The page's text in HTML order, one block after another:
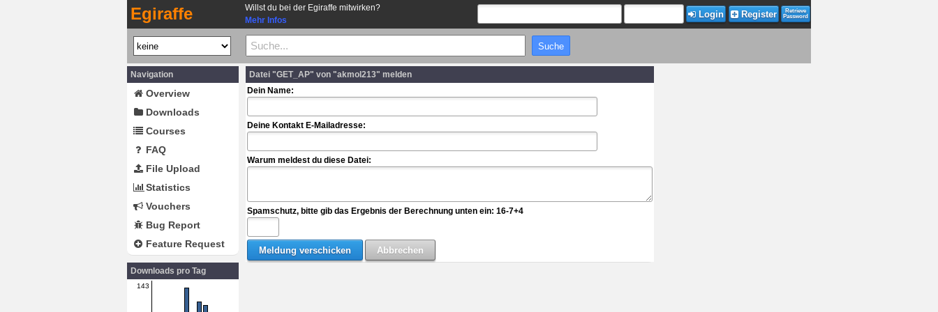
Egiraffe
Willst du bei der Egiraffe mitwirken?
Mehr Infos
Login Register
Retrieve
Password
Navigation
Overview
Downloads
Courses
FAQ
File Upload
Statistics
Vouchers
Bug Report
Feature Request
Downloads pro Tag
143
Datei "GET_AP" von "akmol213" melden
Dein Name:
Deine Kontakt E-Mailadresse:
Warum meldest du diese Datei:
Spamschutz, bitte gib das Ergebnis der Berechnung unten ein: 16-7+4